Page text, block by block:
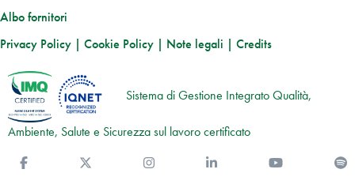
Albo fornitori
Privacy Policy | Cookie Policy | Note legali | Credits
Sistema di Gestione Integrato Qualità,
Ambiente, Salute e Sicurezza sul lavoro certificato
You Tube